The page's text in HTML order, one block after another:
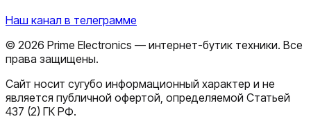
Наш канал в телеграмме
© 2026 Prime Electronics — интернет-бутик техники. Все
права защищены.
Сайт носит сугубо информационный характер и не
является публичной офертой, определяемой Статьей
437 (2) ГК РФ.